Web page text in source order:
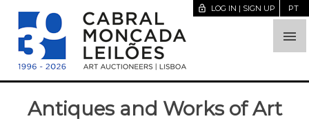

lock_open LOG IN | SIGN UP PT
Antiques and Works of Art